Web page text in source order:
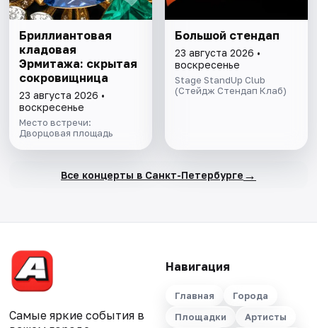
Бриллиантовая
кладовая
Эрмитажа: скрытая
сокровищница
23 августа 2026 •
воскресенье
Место встречи:
Дворцовая площадь
Большой стендап
23 августа 2026 •
воскресенье
Stage StandUp Club
(Стейдж Стендап Клаб)
Все концерты в Санкт-Петербурге →
Самые яркие события в
Навигация
Главная
Города
Площадки
Артисты